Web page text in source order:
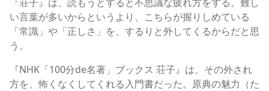
い言葉が多いからというより、こちらが握りしめている
「常識」や「正しさ」を、するりと外してくるからだと思
う。
『NHK「100分de名著」ブックス 荘子』は、その外され
方を、怖くなくしてくれる入門書だった。原典の魅力（た